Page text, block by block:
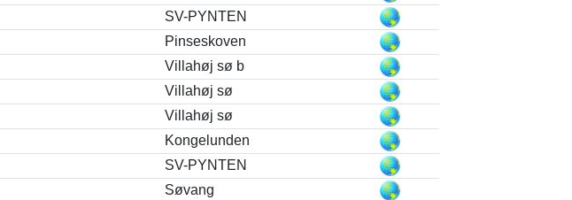
SV-PYNTEN
Pinseskoven
Villahøj sø b
Villahøj sø
Villahøj sø
Kongelunden
SV-PYNTEN
Søvang